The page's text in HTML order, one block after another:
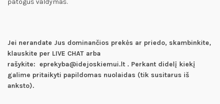
patogus valdymas.
Jei nerandate Jus dominančios prekės ar priedo, skambinkite,
klauskite per LIVE CHAT arba
rašykite: eprekyba@idejoskiemui.lt . Perkant didelį kiekį
galime pritaikyti papildomas nuolaidas (tik susitarus iš
anksto).